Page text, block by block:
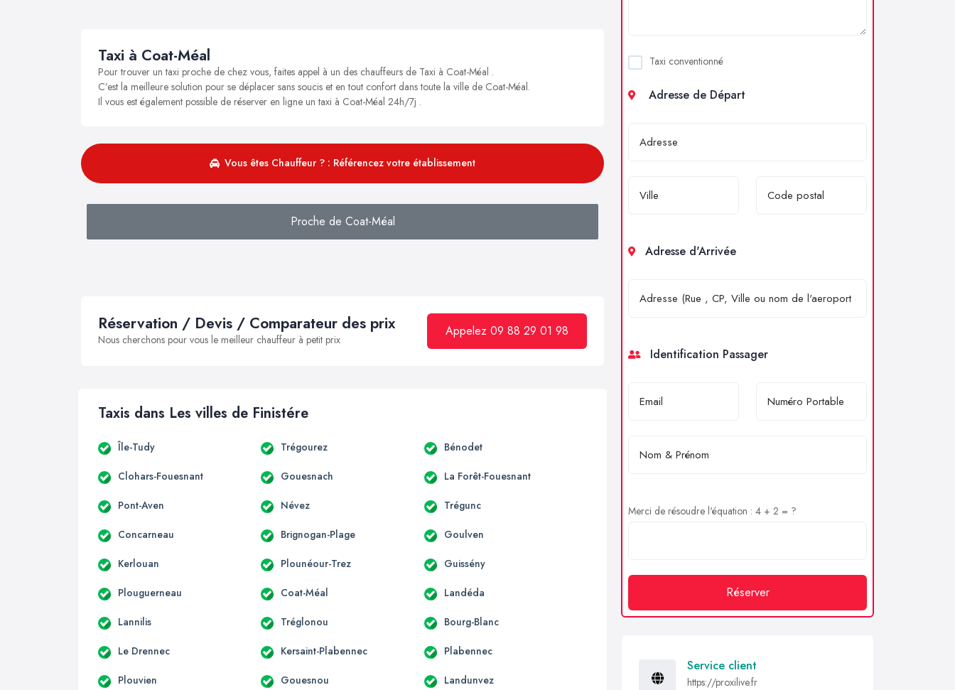
Taxi à Coat-Méal
Pour trouver un taxi proche de chez vous, faites appel à un des chauffeurs de Taxi à Coat-Méal .
C’est la meilleure solution pour se déplacer sans soucis et en tout confort dans toute la ville de Coat-Méal.
Il vous est également possible de réserver en ligne un taxi à Coat-Méal 24h/7j .
Vous êtes Chauffeur ? : Référencez votre établissement
Proche de Coat-Méal
Réservation / Devis / Comparateur des prix
Nous cherchons pour vous le meilleur chauffeur à petit prix
Appelez 09 88 29 01 98
Taxis dans Les villes de Finistére
Île-Tudy Trégourez Bénodet
Clohars-Fouesnant Gouesnach La Forêt-Fouesnant
Pont-Aven Névez Trégunc
Concarneau Brignogan-Plage Goulven
Kerlouan Plounéour-Trez Guissény
Plouguerneau Coat-Méal Landéda
Lannilis Tréglonou Bourg-Blanc
Le Drennec Kersaint-Plabennec Plabennec
Plouvien Gouesnou Landunvez
Taxi conventionné
Adresse de Départ
Adresse d'Arrivée
Identification Passager
Merci de résoudre l'équation : 4 + 2 = ?
Réserver
Service client
https://proxilive.fr